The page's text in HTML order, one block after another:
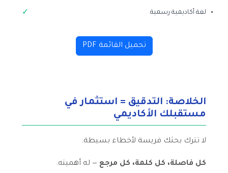
لغة أكاديمية رسمية
تحميل القائمة PDF
الخلاصة: التدقيق = استثمار في
مستقبلك الأكاديمي
لا تترك بحثك فريسة لأخطاء بسيطة.
كل فاصلة، كل كلمة، كل مرجع — له أهميته.